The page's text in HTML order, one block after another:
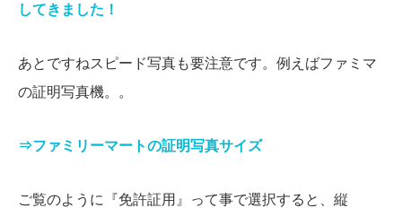
してきました！
あとですねスピード写真も要注意です。例えばファミマ
の証明写真機。。
⇒ファミリーマートの証明写真サイズ
ご覧のように『免許証用』って事で選択すると、縦